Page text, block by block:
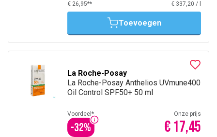
€ 26,95** € 337,20 /
Toevoegen
La Roche-Posay
La Roche-Posay Anthelios UVmune400
Oil Control SPF50+ 50 ml
Voordeel*
-32%
Onze prijs
€ 17,45